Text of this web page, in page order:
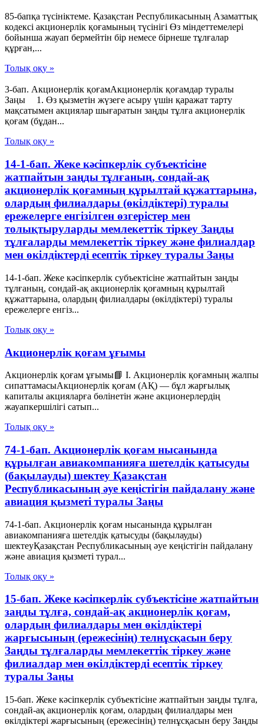
85-бапқа түсініктеме. Қазақстан Республикасының Азаматтық
кодексі акционерлік қоғамының түсінігі Өз міндеттемелері
бойынша жауап бермейтін бір немесе бірнеше тұлғалар
құрған,...
Толық оқу »
3-бап. Акционерлік қоғамАкционерлік қоғамдар туралы
Заңы 1. Өз қызметін жүзеге асыру үшін қаражат тарту
мақсатымен акциялар шығаратын заңды тұлға акционерлік
қоғам (бұдан...
Толық оқу »
14-1-бап. Жеке кәсіпкерлік субъектісіне
жатпайтын заңды тұлғаның, сондай-ақ
акционерлік қоғамның құрылтай құжаттарына,
олардың филиалдары (өкілдіктері) туралы
ережелерге енгізілген өзгерістер мен
толықтыруларды мемлекеттік тіркеу Заңды
тұлғаларды мемлекеттік тіркеу және филиалдар
мен өкілдіктерді есептік тіркеу туралы Заңы
14-1-бап. Жеке кәсіпкерлік субъектісіне жатпайтын заңды
тұлғаның, сондай-ақ акционерлік қоғамның құрылтай
құжаттарына, олардың филиалдары (өкілдіктері) туралы
ережелерге енгіз...
Толық оқу »
Акционерлік қоғам ұғымы
Акционерлік қоғам ұғымы📘 I. Акционерлік қоғамның жалпы
сипаттамасыАкционерлік қоғам (АҚ) — бұл жарғылық
капиталы акцияларға бөлінетін және акционерлердің
жауапкершілігі сатып...
Толық оқу »
74-1-бап. Акционерлік қоғам нысанында
құрылған авиакомпанияға шетелдік қатысуды
(бақылауды) шектеу Қазақстан
Республикасының әуе кеңістігін пайдалану және
авиация қызметі туралы Заңы
74-1-бап. Акционерлік қоғам нысанында құрылған
авиакомпанияға шетелдік қатысуды (бақылауды)
шектеуҚазақстан Республикасының әуе кеңістігін пайдалану
және авиация қызметі турал...
Толық оқу »
15-бап. Жеке кәсiпкерлiк субъектiсiне жатпайтын
заңды тұлға, сондай-ақ акционерлiк қоғам,
олардың филиалдары мен өкiлдiктерi
жарғысының (ережесiнiң) телнұсқасын беру
Заңды тұлғаларды мемлекеттік тіркеу және
филиалдар мен өкілдіктерді есептік тіркеу
туралы Заңы
15-бап. Жеке кәсiпкерлiк субъектiсiне жатпайтын заңды тұлға,
сондай-ақ акционерлiк қоғам, олардың филиалдары мен
өкiлдiктерi жарғысының (ережесiнiң) телнұсқасын беру Заңды